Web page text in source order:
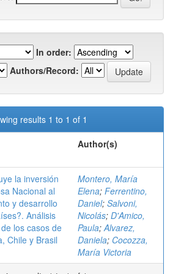
In order:
Authors/Record:
results 1 to 1 of 1
Author(s)
la inversión
Nacional al
y desarrollo
Análisis
los casos de
Chile y Brasil
Montero, María
Elena; Ferrentino,
Daniel; Salvoni,
Nicolás; D'Amico,
Paula;Alvarez,
Daniela; Cocozza,
María Victoria